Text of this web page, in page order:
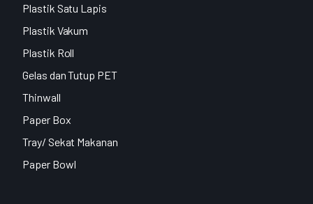
Plastik Satu Lapis
Plastik Vakum
Plastik Roll
Gelas dan Tutup PET
Thinwall
Paper Box
Tray/ Sekat Makanan
Paper Bowl